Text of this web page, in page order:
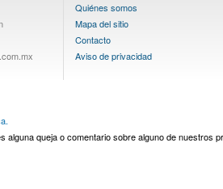
Quiénes somos
Mapa del sitio
Contacto
Aviso de privacidad
alguna queja o comentario sobre alguno de nuestros